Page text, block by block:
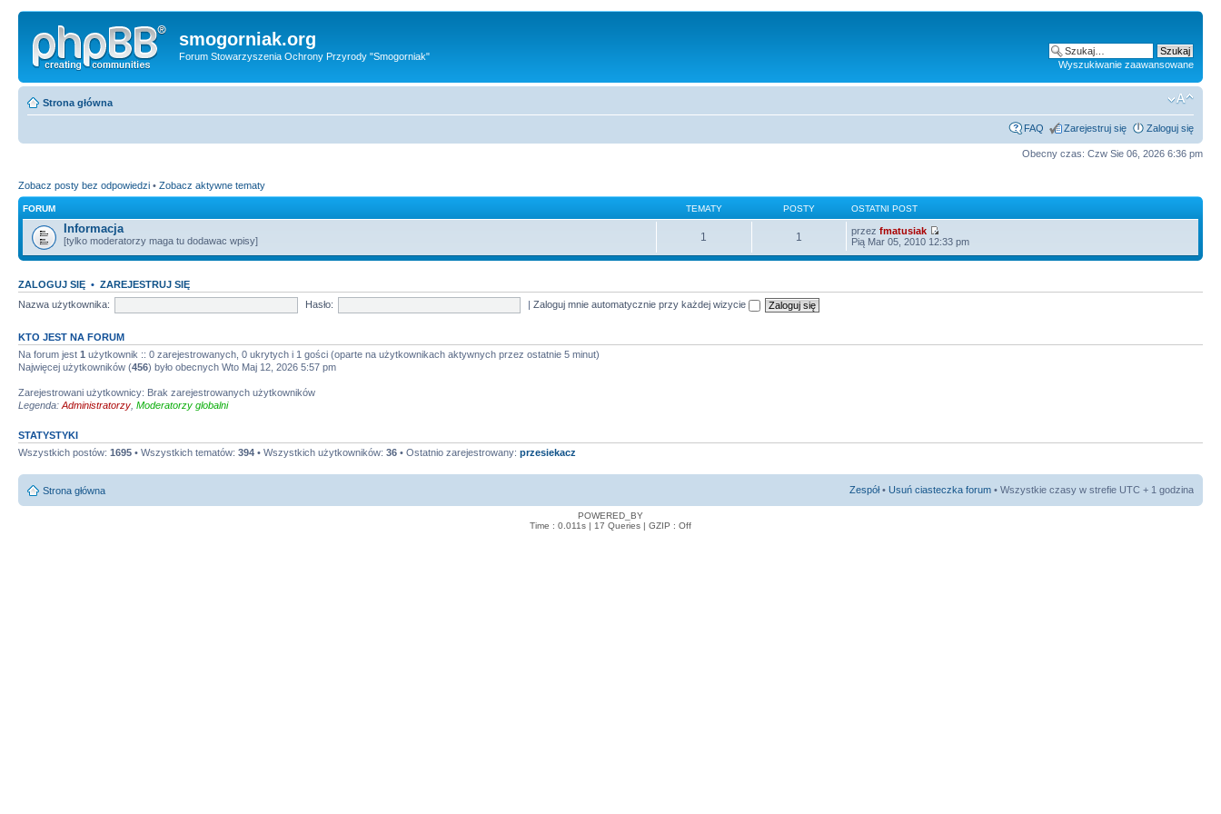
smogorniak.org
Forum Stowarzyszenia Ochrony Przyrody "Smogorniak"
Wyszukiwanie zaawansowane
Strona główna
FAQ Zarejestruj się Zaloguj się
Obecny czas: Czw Sie 06, 2026 6:36 pm
Zobacz posty bez odpowiedzi • Zobacz aktywne tematy
FORUM TEMATY POSTY OSTATNI POST
Informacja
[tylko moderatorzy maga tu dodawac wpisy] 1 1 przezfmatusiak
Pią Mar 05, 2010 12:33 pm
ZALOGUJ SIĘ • ZAREJESTRUJ SIĘ
Nazwa użytkownika:
Hasło: |Zaloguj mnie automatycznie przy każdej wizycie
KTO JEST NA FORUM
Na forum jest 1 użytkownik :: 0 zarejestrowanych, 0 ukrytych i 1 gości (oparte na użytkownikach aktywnych przez ostatnie 5 minut)
Najwięcej użytkowników (456) było obecnych Wto Maj 12, 2026 5:57 pm
Zarejestrowani użytkownicy: Brak zarejestrowanych użytkowników
Legenda: Administratorzy Moderatorzy globalni
STATYSTYKI
Wszystkich postów: 1695 • Wszystkich tematów: 394 • Wszystkich użytkowników: 36 • Ostatnio zarejestrowany: przesiekacz
Strona główna Zespół• Usuń ciasteczka forum • Wszystkie czasy w strefie UTC + 1 godzina
POWERED_BY
Time : 0.011s | 17 Queries | GZIP : Off